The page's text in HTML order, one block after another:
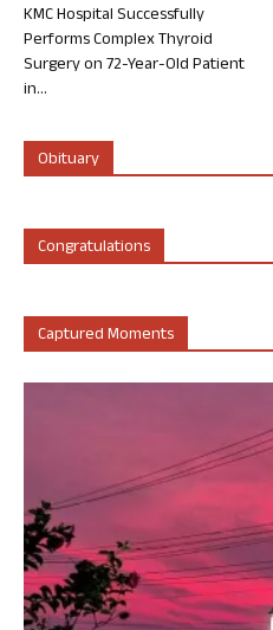
KMC Hospital Successfully
Performs Complex Thyroid
Surgery on 72-Year-Old Patient
in...
Obituary
Congratulations
Captured Moments